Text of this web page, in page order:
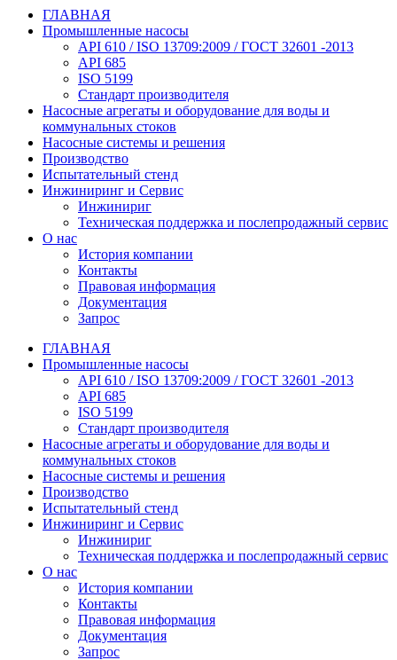
ГЛАВНАЯ
Промышленные насосы
API 610 / ISO 13709:2009 / ГОСТ 32601 -2013
API 685
ISO 5199
Стандарт производителя
Насосные агрегаты и оборудование для воды и
коммунальных стоков
Насосные системы и решения
Производство
Испытательный стенд
Инжиниринг и Сервис
Инжинириг
Техническая поддержка и послепродажный сервис
О нас
История компании
Контакты
Правовая информация
Документация
Запрос
ГЛАВНАЯ
Промышленные насосы
API 610 / ISO 13709:2009 / ГОСТ 32601 -2013
API 685
ISO 5199
Стандарт производителя
Насосные агрегаты и оборудование для воды и
коммунальных стоков
Насосные системы и решения
Производство
Испытательный стенд
Инжиниринг и Сервис
Инжинириг
Техническая поддержка и послепродажный сервис
О нас
История компании
Контакты
Правовая информация
Документация
Запрос